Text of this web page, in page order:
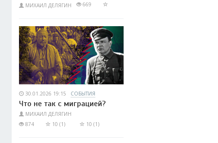
МИХАИЛ ДЕЛЯГИН 669
30.01.2026 19:15 СОБЫТИЯ
Что не так с миграцией?
МИХАИЛ ДЕЛЯГИН
874
10 (1) 10 (1)